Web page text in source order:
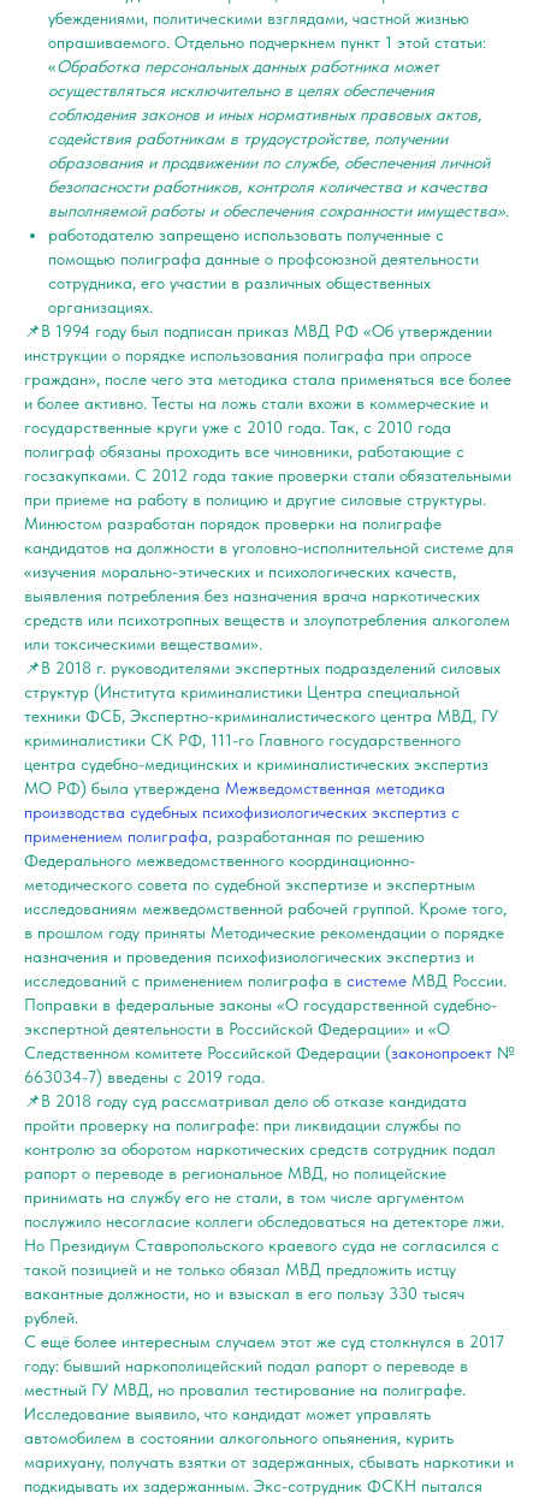
убеждениями, политическими взглядами, частной жизнью
опрашиваемого. Отдельно подчеркнем пункт 1 этой статьи:
«Обработка персональных данных работника может
осуществляться исключительно в целях обеспечения
соблюдения законов и иных нормативных правовых актов,
содействия работникам в трудоустройстве, получении
образования и продвижении по службе, обеспечения личной
безопасности работников, контроля количества и качества
выполняемой работы и обеспечения сохранности имущества».
работодателю запрещено использовать полученные с
помощью полиграфа данные о профсоюзной деятельности
сотрудника, его участии в различных общественных
организациях.
📌В 1994 году был подписан приказ МВД РФ «Об утверждении
инструкции о порядке использования полиграфа при опросе
граждан», после чего эта методика стала применяться все более
и более активно. Тесты на ложь стали вхожи в коммерческие и
государственные круги уже с 2010 года. Так, с 2010 года
полиграф обязаны проходить все чиновники, работающие с
госзакупками. С 2012 года такие проверки стали обязательными
при приеме на работу в полицию и другие силовые структуры.
Минюстом разработан порядок проверки на полиграфе
кандидатов на должности в уголовно-исполнительной системе для
«изучения морально-этических и психологических качеств,
выявления потребления без назначения врача наркотических
средств или психотропных веществ и злоупотребления алкоголем
или токсическими веществами».
📌В 2018 г. руководителями экспертных подразделений силовых
структур (Института криминалистики Центра специальной
техники ФСБ, Экспертно-криминалистического центра МВД, ГУ
криминалистики СК РФ, 111-го Главного государственного
центра судебно-медицинских и криминалистических экспертиз
МО РФ) была утверждена Межведомственная методика
производства судебных психофизиологических экспертиз с
применением полиграфа, разработанная по решению
Федерального межведомственного координационно-
методического совета по судебной экспертизе и экспертным
исследованиям межведомственной рабочей группой. Кроме того,
в прошлом году приняты Методические рекомендации о порядке
назначения и проведения психофизиологических экспертиз и
исследований с применением полиграфа в системе МВД России.
Поправки в федеральные законы «О государственной судебно-
экспертной деятельности в Российской Федерации» и «О
Следственном комитете Российской Федерации (законопроект №
663034-7) введены с 2019 года.
📌В 2018 году суд рассматривал дело об отказе кандидата
пройти проверку на полиграфе: при ликвидации службы по
контролю за оборотом наркотических средств сотрудник подал
рапорт о переводе в региональное МВД, но полицейские
принимать на службу его не стали, в том числе аргументом
послужило несогласие коллеги обследоваться на детекторе лжи.
Но Президиум Ставропольского краевого суда не согласился с
такой позицией и не только обязал МВД предложить истцу
вакантные должности, но и взыскал в его пользу 330 тысяч
рублей.
С ещё более интересным случаем этот же суд столкнулся в 2017
году: бывший наркополицейский подал рапорт о переводе в
местный ГУ МВД, но провалил тестирование на полиграфе.
Исследование выявило, что кандидат может управлять
автомобилем в состоянии алкогольного опьянения, курить
марихуану, получать взятки от задержанных, сбывать наркотики и
подкидывать их задержанным. Экс-сотрудник ФСКН пытался